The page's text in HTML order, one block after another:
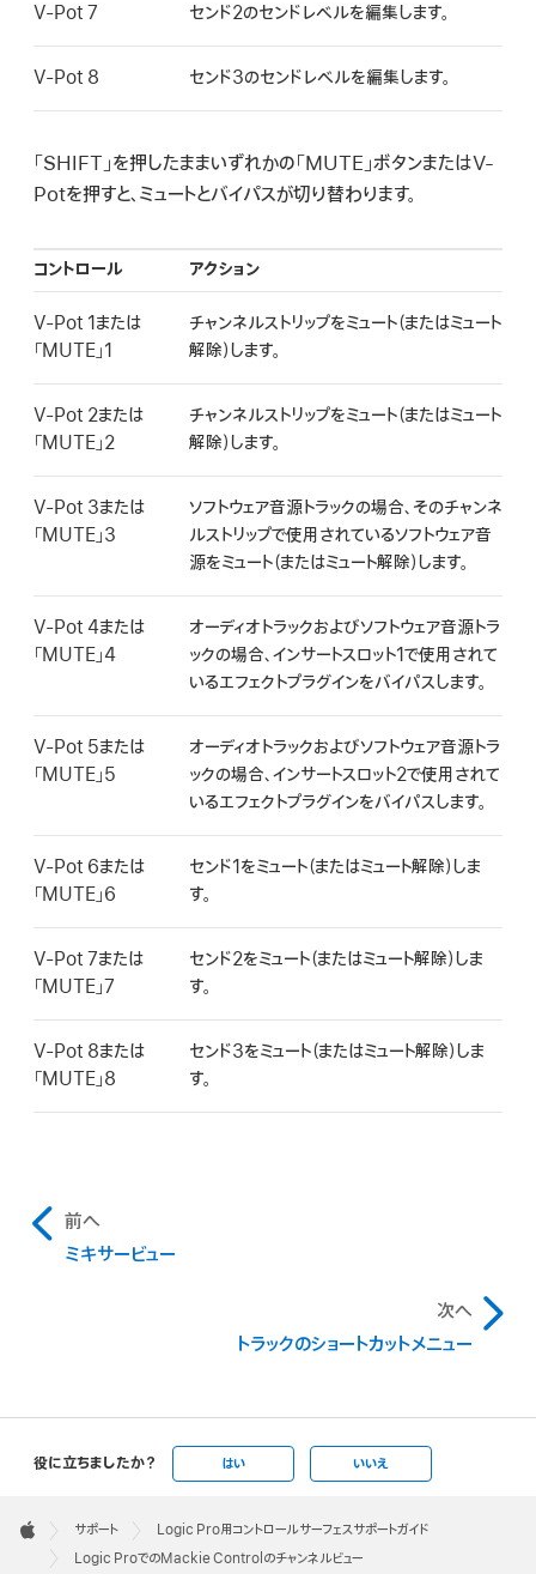
V-Pot 7 センド2のセンドレベルを編集します。
V-Pot 8 センド3のセンドレベルを編集します。
「SHIFT」を押したままいずれかの「MUTE」ボタンまたはV-
Potを押すと、ミュートとバイパスが切り替わります。
コントロール アクション
V-Pot 1または
「MUTE」1
チャンネルストリップをミュート（またはミュート
解除）します。
V-Pot 2または
「MUTE」2
チャンネルストリップをミュート（またはミュート
解除）します。
V-Pot 3または
「MUTE」3
ソフトウェア音源トラックの場合、そのチャンネ
ルストリップで使用されているソフトウェア音
源をミュート（またはミュート解除）します。
V-Pot 4または
「MUTE」4
オーディオトラックおよびソフトウェア音源トラ
ックの場合、インサートスロット1で使用されて
いるエフェクトプラグインをバイパスします。
V-Pot 5または
「MUTE」5
オーディオトラックおよびソフトウェア音源トラ
ックの場合、インサートスロット2で使用されて
いるエフェクトプラグインをバイパスします。
V-Pot 6または
「MUTE」6
センド1をミュート（またはミュート解除）しま
す。
V-Pot 7または
「MUTE」7
センド2をミュート（またはミュート解除）しま
す。
V-Pot 8または
「MUTE」8
センド3をミュート（またはミュート解除）しま
す。
前へ
ミキサービュー
次へ
トラックのショートカットメニュー
役に立ちましたか？ はい いいえ
Footer

Apple
サポート
Logic Pro用コントロールサーフェスサポートガイド
Logic ProでのMackie Controlのチャンネルビュー